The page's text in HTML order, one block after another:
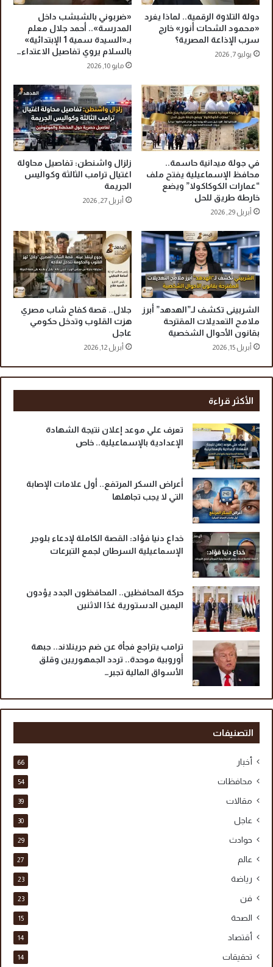
ا
ع
ي
ل
ج
د
ي
د
ة
ف
ظ
ي
ا
م
ل
ة
ب
ع
د
أ
ا
ل
ي
م
ن
أ
م
ا
م
ي
س
دولة التلاوة الرقمية.. لماذا يغرد
«محمود الشحات أنور» خارج
سرب الإذاعة المصرية؟
يوليو 7, 2026
«ضربوني بالشبشب داخل
المدرسة».. أحمد جلال معلم
بـ«السيدة سمية 1 الإبتدائية»
بالسلام يروي تفاصيل الاعتداء…
مايو 10, 2026
في جولة ميدانية حاسمة..
محافظ الإسماعيلية يفتح ملف
“عمارات الكوكاكولا” ويضع
خارطة طريق للحل
أبريل 29, 2026
زلزال واشنطن: تفاصيل محاولة
اغتيال ترامب الثالثة وكواليس
الجريمة
أبريل 27, 2026
الشربينى تكشف لـ”الهدهد” أبرز
ملامح التعديلات المقترحة
بقانون الأحوال الشخصية
أبريل 15, 2026
جلال.. قصة كفاح شاب مصري
هزت القلوب وتدخل حكومي
عاجل
أبريل 12, 2026
الأكثر قراءة
تعرف علي موعد إعلان نتيجة الشهادة
الإعدادية بالإسماعيلية.. خاص
أعراض السكر المرتفع.. أول علامات الإصابة
التي لا يجب تجاهلها
خداع دنيا فؤاد: القصة الكاملة لإدعاء بلوجر
الإسماعيلية السرطان لجمع التبرعات
حركة المحافظين.. المحافظون الجدد يؤدون
اليمين الدستورية غدًا الاثنين
ترامب يتراجع فجأة عن ضم جرينلاند.. جبهة
أوروبية موحدة.. تردد الجمهوريين وقلق
الأسواق المالية تجبر…
التصنيفات
أخبار 66
محافظات 54
مقالات 39
عاجل 30
حوادث 29
عالم 27
رياضة 23
فن 23
الصحة 15
أقتصاد 14
تحقيقات 14